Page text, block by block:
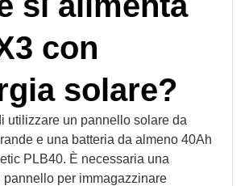
con
solare?
utilizzare un pannello solare da
e una batteria da almeno 40Ah
PLB40. È necessaria una
pannello per immagazzinare